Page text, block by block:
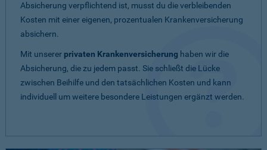
Absicherung verpflichtend ist, musst du die verbleibenden
Kosten mit einer eigenen, prozentualen Krankenversicherung
absichern.
Mit unserer privaten Krankenversicherung haben wir die
Absicherung, die zu jedem passt. Sie schließt die Lücke
zwischen Beihilfe und den tatsächlichen Kosten und kann
individuell um weitere besondere Leistungen ergänzt werden.